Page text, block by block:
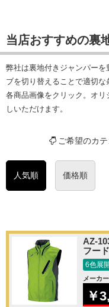
当店おすすめの裏
弊社は裏地付きジャンパー
ブを切り替えることで適切
各商品画像をクリック。オ
しいただけます。
ご希望のカ
人気順 価格順
AZ-
フー
6色展
メーカ
￥